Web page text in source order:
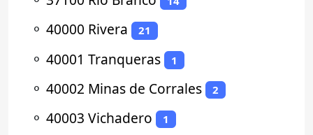
⚬ 40000 Rivera 21
⚬ 40001 Tranqueras 1
⚬ 40002 Minas de Corrales 2
⚬ 40003 Vichadero 1